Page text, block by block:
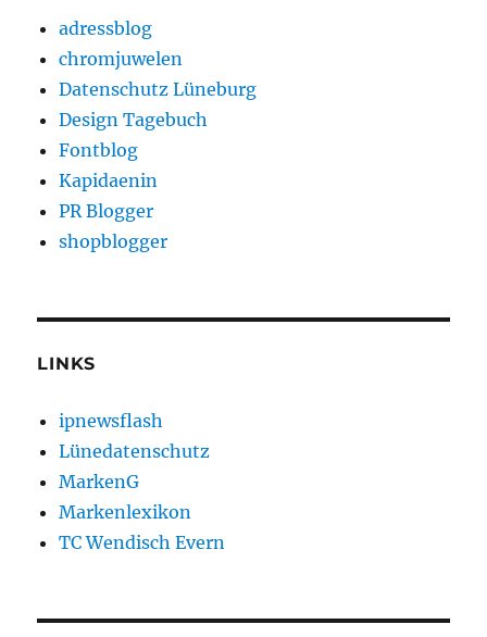
adressblog
chromjuwelen
Datenschutz Lüneburg
Design Tagebuch
Fontblog
Kapidaenin
PR Blogger
shopblogger
LINKS
ipnewsflash
Lünedatenschutz
MarkenG
Markenlexikon
TC Wendisch Evern